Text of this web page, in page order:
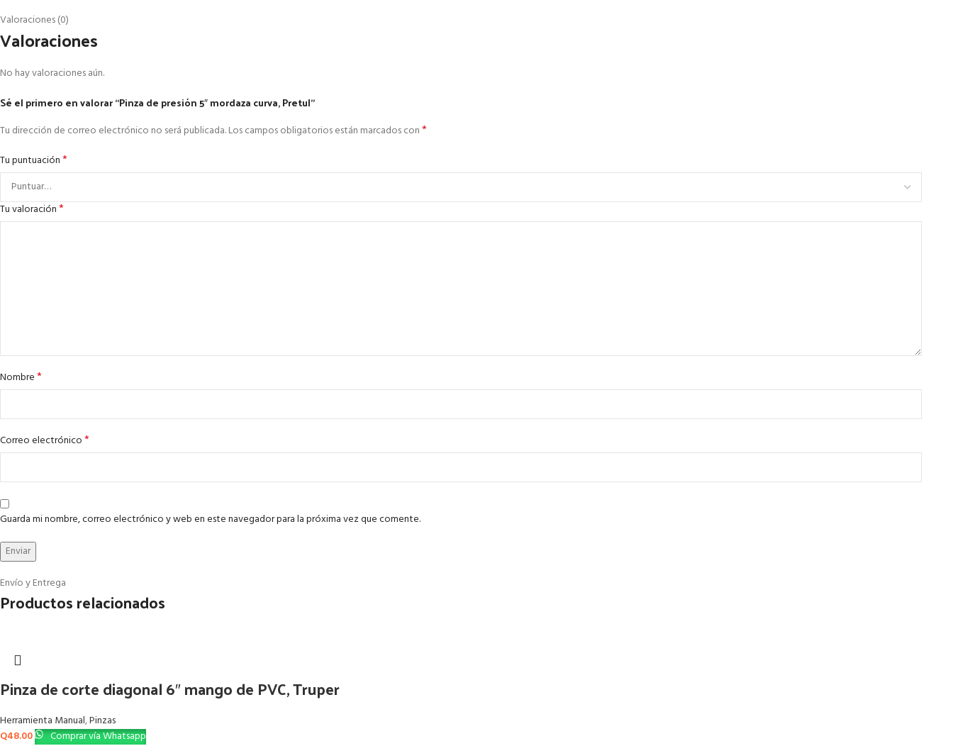
Valoraciones (0)
Valoraciones
No hay valoraciones aún.
Sé el primero en valorar “Pinza de presión 5″ mordaza curva, Pretul”
Tu dirección de correo electrónico no será publicada.Los campos obligatorios están marcados con*
Tu puntuación*
Tu valoración*
Nombre*
Correo electrónico*
Guarda mi nombre, correo electrónico y web en este navegador para la próxima vez que comente.
Envío y Entrega
Productos relacionados
Pinza de corte diagonal 6″ mango de PVC, Truper
Herramienta Manual,Pinzas
Q48.00 Comprar vía Whatsapp